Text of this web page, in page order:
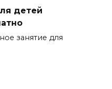
детей
занятие для